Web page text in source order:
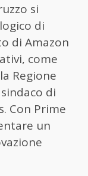
si
di
di Amazon
come
Regione
di
Con Prime
un